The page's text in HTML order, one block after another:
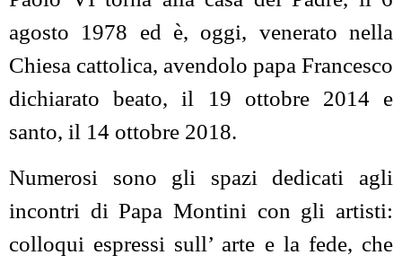
agosto 1978 ed è, oggi, venerato nella
Chiesa cattolica, avendolo papa Francesco
dichiarato beato, il 19 ottobre 2014 e
santo, il 14 ottobre 2018.
Numerosi sono gli spazi dedicati agli
incontri di Papa Montini con gli artisti:
colloqui espressi sull’ arte e la fede, che